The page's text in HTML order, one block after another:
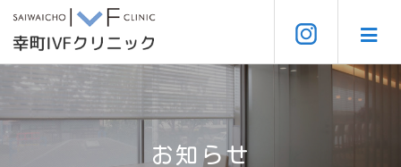
お知らせ